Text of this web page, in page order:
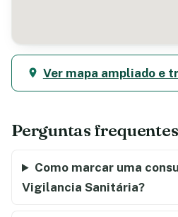
Ver mapa ampliado e
Perguntas frequentes
Como marcar uma
Vigilancia Sanitária?